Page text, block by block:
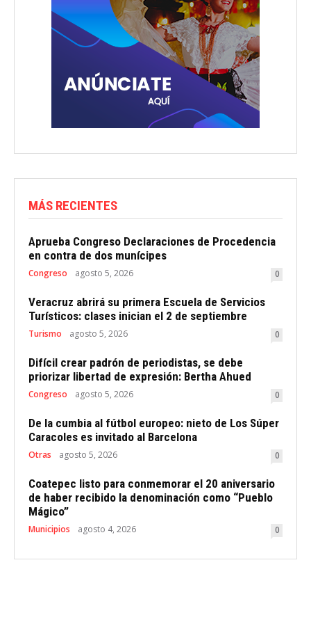
MÁS RECIENTES
Aprueba Congreso Declaraciones de Procedencia
en contra de dos munícipes
Congreso agosto 5, 2026 0
Veracruz abrirá su primera Escuela de Servicios
Turísticos: clases inician el 2 de septiembre
Turismo agosto 5, 2026 0
Difícil crear padrón de periodistas, se debe
priorizar libertad de expresión: Bertha Ahued
Congreso agosto 5, 2026 0
De la cumbia al fútbol europeo: nieto de Los Súper
Caracoles es invitado al Barcelona
Otras agosto 5, 2026 0
Coatepec listo para conmemorar el 20 aniversario
de haber recibido la denominación como “Pueblo
Mágico”
Municipios agosto 4, 2026 0